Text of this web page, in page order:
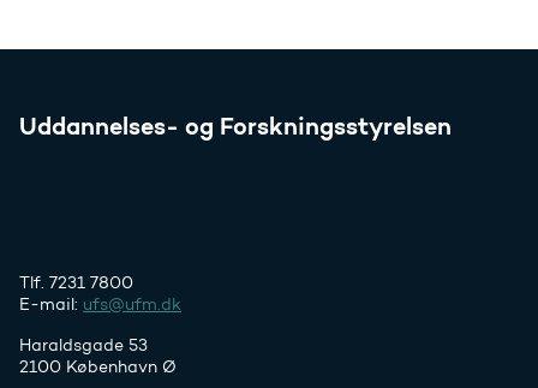
Uddannelses- og Forskningsstyrelsen
Tlf. 7231 7800
E-mail: ufs@ufm.dk
Haraldsgade 53
2100 København Ø